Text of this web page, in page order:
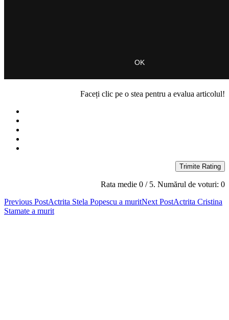
Faceți clic pe o stea pentru a evalua articolul!
Trimite Rating
Rata medie 0 / 5. Numărul de voturi: 0
Post
navigation
Previous PostActrita Stela Popescu a muritNext PostActrita Cristina
Stamate a murit